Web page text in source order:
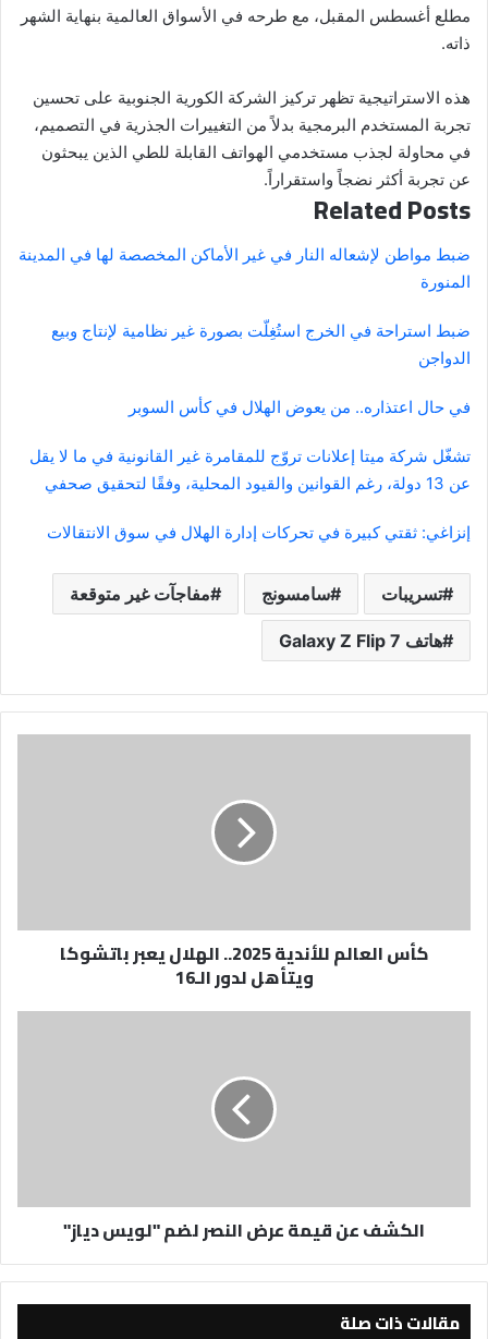
مطلع أغسطس المقبل، مع طرحه في الأسواق العالمية بنهاية الشهر
ذاته.
هذه الاستراتيجية تظهر تركيز الشركة الكورية الجنوبية على تحسين
تجربة المستخدم البرمجية بدلاً من التغييرات الجذرية في التصميم،
في محاولة لجذب مستخدمي الهواتف القابلة للطي الذين يبحثون
عن تجربة أكثر نضجاً واستقراراً.
Related Posts
ضبط مواطن لإشعاله النار في غير الأماكن المخصصة لها في المدينة
المنورة
ضبط استراحة في الخرج استُغِلّت بصورة غير نظامية لإنتاج وبيع
الدواجن
في حال اعتذاره.. من يعوض الهلال في كأس السوبر
تشغّل شركة ميتا إعلانات تروّج للمقامرة غير القانونية في ما لا يقل
عن 13 دولة، رغم القوانين والقيود المحلية، وفقًا لتحقيق صحفي
إنزاغي: ثقتي كبيرة في تحركات إدارة الهلال في سوق الانتقالات
تسريبات سامسونج مفاجآت غير متوقعة
هاتف Galaxy Z Flip 7
لدور
كأس العالم للأندية 2025.. الهلال يعبر باتشوكا
ويتأهل لدور الـ16
الكشف عن قيمة عرض النصر لضم "لويس دياز"
مقالات ذات صلة